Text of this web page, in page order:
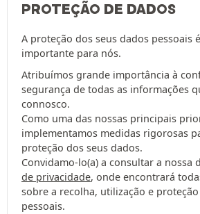
PROTEÇÃO DE DADOS
A proteção dos seus dados pessoais
importante para nós.
Atribuímos grande importância à
segurança de todas as informações
connosco.
Como uma das nossas principais
implementamos medidas rigorosas
proteção dos seus dados.
Convidamo-lo(a) a consultar a nossa
de privacidade, onde encontrará
sobre a recolha, utilização e
pessoais.